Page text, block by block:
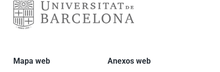
Mapa web Anexos web